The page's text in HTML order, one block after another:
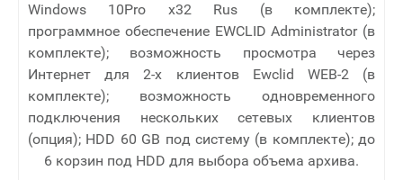
Windows 10Pro x32 Rus (в комплекте);
программное обеспечение EWCLID Administrator (в
комплекте); возможность просмотра через
Интернет для 2-х клиентов Ewclid WEB-2 (в
комплекте); возможность одновременного
подключения нескольких сетевых клиентов
(опция); HDD 60 GB под систему (в комплекте); до
6 корзин под HDD для выбора объема архива.